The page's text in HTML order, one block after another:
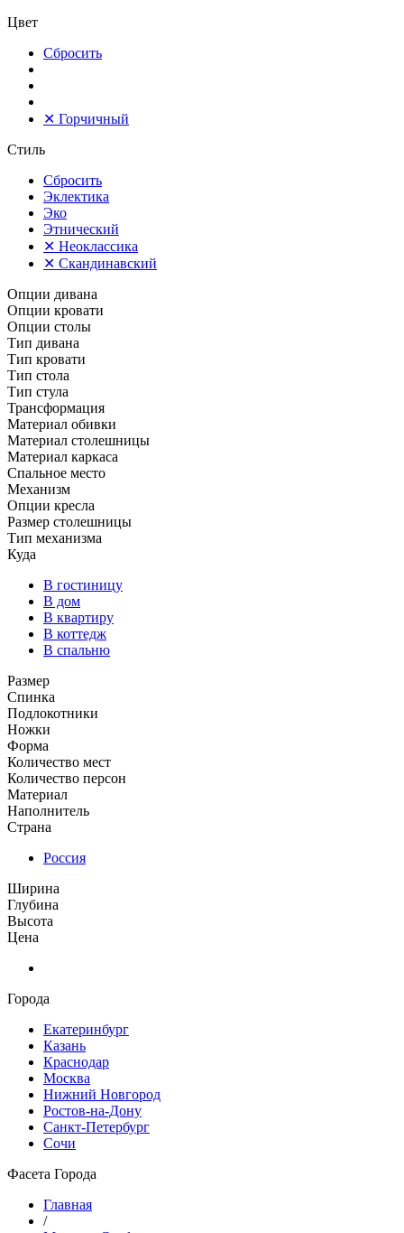
Цвет
Сбросить
✕ Горчичный
Стиль
Сбросить
Эклектика
Эко
Этнический
✕ Неоклассика
✕ Скандинавский
Опции дивана
Опции кровати
Опции столы
Тип дивана
Тип кровати
Тип стола
Тип стула
Трансформация
Материал обивки
Материал столешницы
Материал каркаса
Спальное место
Механизм
Опции кресла
Размер столешницы
Тип механизма
Куда
В гостиницу
В дом
В квартиру
В коттедж
В спальню
Размер
Спинка
Подлокотники
Ножки
Форма
Количество мест
Количество персон
Материал
Наполнитель
Страна
Россия
Ширина
Глубина
Высота
Цена
Города
Екатеринбург
Казань
Краснодар
Москва
Нижний Новгород
Ростов-на-Дону
Санкт-Петербург
Сочи
Фасета Города
Главная
/